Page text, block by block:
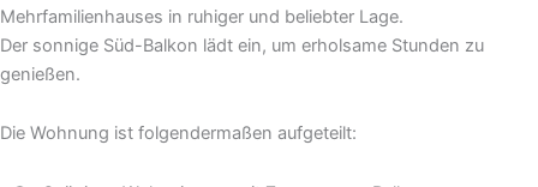
Mehrfamilienhauses in ruhiger und beliebter Lage.
Der sonnige Süd-Balkon lädt ein, um erholsame Stunden zu
genießen.
Die Wohnung ist folgendermaßen aufgeteilt: